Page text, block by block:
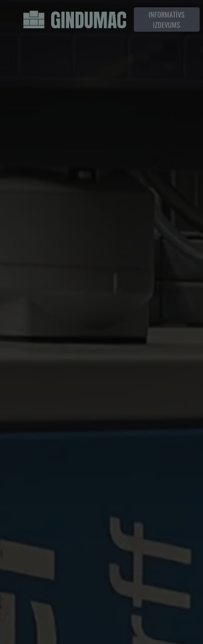
INFORMATĪVS
IZDEVUMS